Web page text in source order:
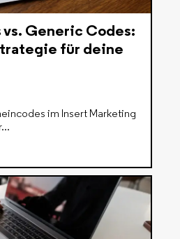
Generic Codes:
für deine
im Insert Marketing